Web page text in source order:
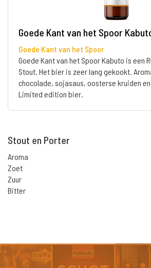
Goede Kant van het Spoor
Goede Kant van het Spoor
Goede Kant van het Spoor Kabuto is een
Stout. Het bier is zeer lang gekookt.
chocolade, sojasaus, oosterse kruiden
Limited edition bier.
Stout en Porter
Aroma
Zoet
Zuur
Bitter